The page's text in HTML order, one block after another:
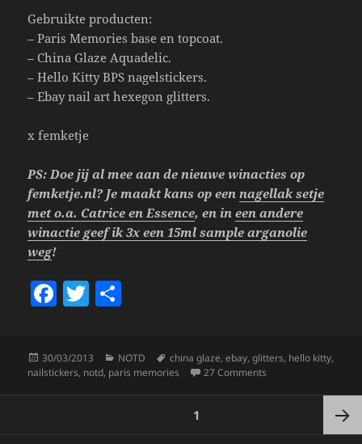
Gebruikte producten:
– Paris Memories base en topcoat.
– China Glaze Aquadelic.
– Hello Kitty BPS nagelstickers.
– Ebay nail art hexegon glitters.
x femketje
PS: Doe jij al mee aan de nieuwe winacties op
femketje.nl? Je maakt kans op een nagellak setje
met o.a. Catrice en Essence, en ineen andere
winactie geef ik 3x een 15ml sample arganolie
weg!
F
c
e
T
itt
er
a
re
Posted
on
30/03/2013 Categories
NOTD Tags
china glaze,ebay,glitters, hello kitty,
nailstickers, notd, paris memories 27 Comments
1